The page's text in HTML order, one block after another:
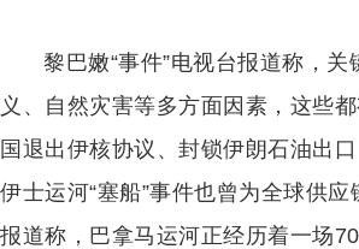
黎巴嫩“事件”电视台报道称，
义、自然灾害等多方面因素，这些
国退出伊核协议、封锁伊朗石油出
伊士运河“塞船”事件也曾为全球供
报道称，巴拿马运河正经历着一场